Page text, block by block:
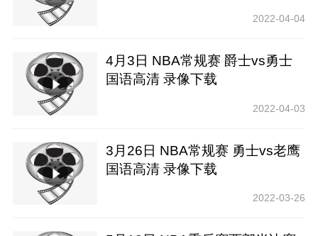
2022-04-04
4月3日 NBA常规赛 爵士vs勇士
国语高清 录像下载
2022-04-03
3月26日 NBA常规赛 勇士vs老鹰
国语高清 录像下载
2022-03-26